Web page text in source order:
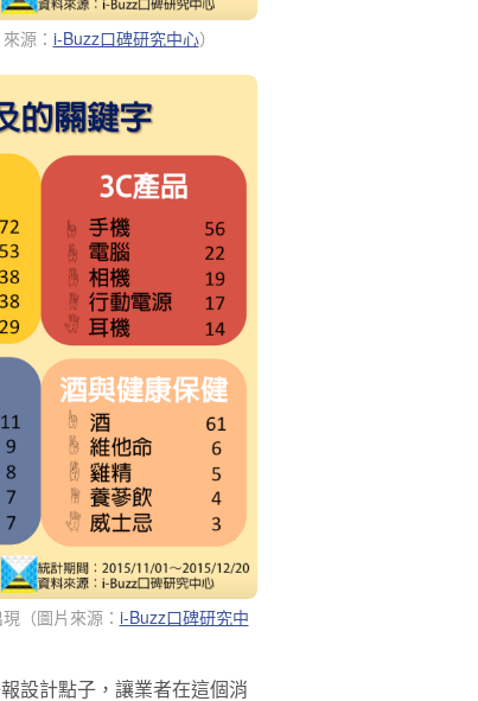
源： i-Buzz口碑研究中心）
（圖片來源： i-Buzz口碑研究中
設計點子，讓業者在這個消